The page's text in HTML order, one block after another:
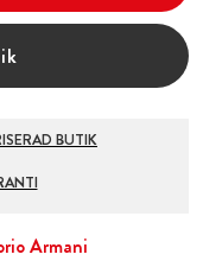
BUTIK
Armani